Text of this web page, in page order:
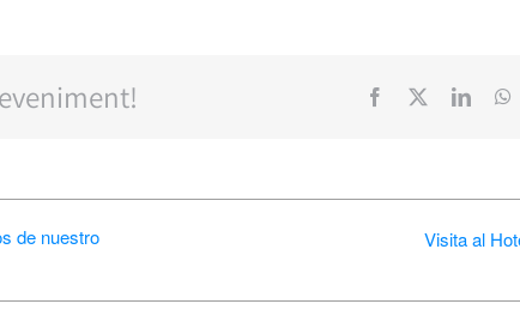
Facebook
de nuestro
Visita al